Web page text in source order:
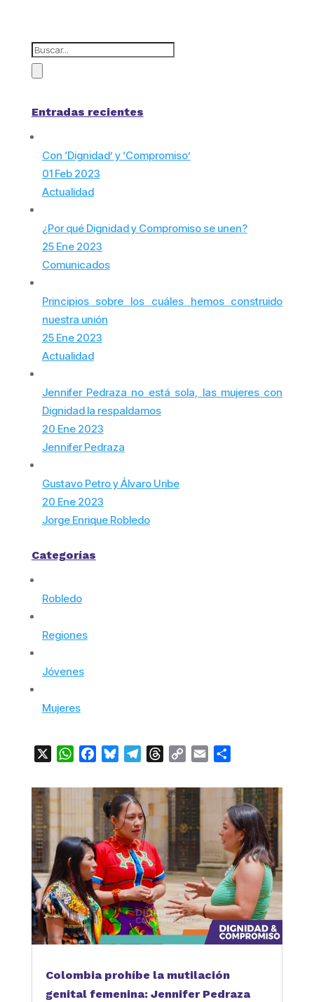
Entradas recientes
Con ‘Dignidad’ y ‘Compromiso’
01 Feb 2023
Actualidad
¿Por qué Dignidad y Compromiso se unen?
25 Ene 2023
Comunicados
Principios sobre los cuáles hemos construido
nuestra unión
25 Ene 2023
Actualidad
Jennifer Pedraza no está sola, las mujeres con
Dignidad la respaldamos
20 Ene 2023
Jennifer Pedraza
Gustavo Petro y Álvaro Uribe
20 Ene 2023
Jorge Enrique Robledo
Categorías
Robledo
Regiones
Jóvenes
Mujeres
WhatsApp
FacebookBlueskyTelegramThreads
Copy Email
Colombia prohíbe la mutilación
genital femenina: Jennifer Pedraza